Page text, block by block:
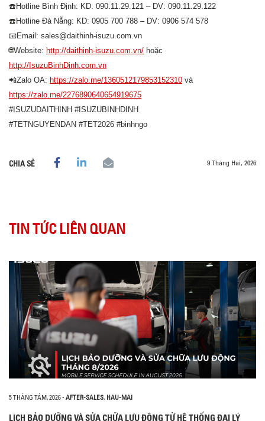
☎️ Hotline Bình Định: KD: 090.11.29.121 – DV: 090.11.29.122
☎️ Hotline Đà Nẵng: KD: 0905 700 788 – DV: 0906 574 578
📧Email: sales@daithinh-isuzu.com.vn
🌐Website: http://daithinh-isuzu.com.vn/ hoặc
http://IsuzuBinhDinh.com.vn
📲Zalo OA: https://zalo.me/1360512179853152310 và
https://zalo.me/2276890640654919675
#ISUZUDAITHINH #ISUZUBINHDINH
#TETNGUYENDAN #TET2026 #binhngo
CHIA SẺ 9 Tháng Hai, 2026
TIN TỨC LIÊN QUAN
5 THÁNG TÁM, 2026- AFTER-SALES, HAU-MAI
LỊCH BẢO DƯỠNG VÀ SỬA CHỮA LƯU ĐỘNG TỪ HỆ THỐNG ĐẠI LÝ